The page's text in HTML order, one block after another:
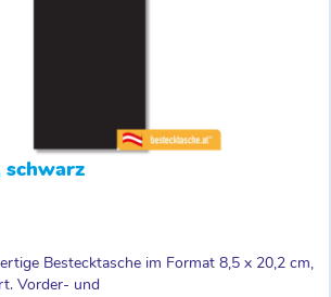
schwarz
Bestecktasche im Format 8,5 x 20,2 cm,
Vorder- und